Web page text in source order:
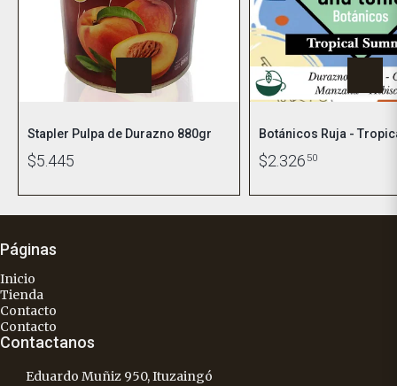
Stapler Pulpa de Durazno 880gr
$5.445
Botánicos Ruja -
$2.326 50
Páginas
Inicio
Tienda
Contacto
Contacto
Contactanos
Eduardo Muñiz 950, Ituzaingó